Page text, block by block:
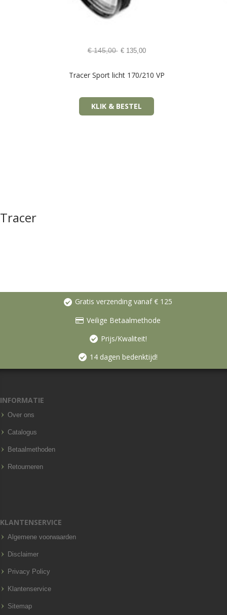
€145,00 €135,00
Tracer Sport licht 170/210 VP
KLIK & BESTEL
Tracer
Gratis verzending vanaf € 125
Veilige Betaalmethode
Prijs/Kwaliteit!
14 dagen bedenktijd!
INFORMATIE
Over ons
Catalogus
Betaalmethoden
Retourneren
KLANTENSERVICE
Algemene voorwaarden
Disclaimer
Privacy Policy
Klantenservice
Sitemap